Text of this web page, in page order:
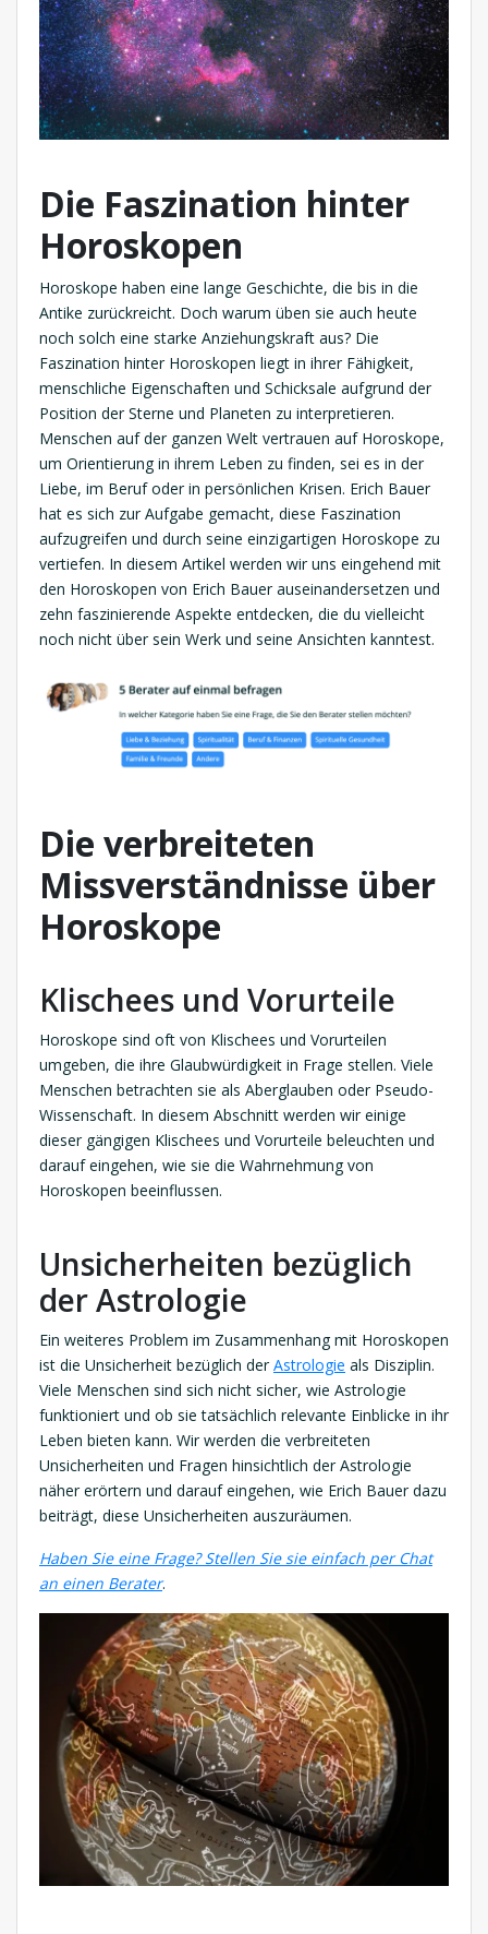
Die Faszination hinter
Horoskopen
Horoskope haben eine lange Geschichte, die bis in die
Antike zurückreicht. Doch warum üben sie auch heute
noch solch eine starke Anziehungskraft aus? Die
Faszination hinter Horoskopen liegt in ihrer Fähigkeit,
menschliche Eigenschaften und Schicksale aufgrund der
Position der Sterne und Planeten zu interpretieren.
Menschen auf der ganzen Welt vertrauen auf Horoskope,
um Orientierung in ihrem Leben zu finden, sei es in der
Liebe, im Beruf oder in persönlichen Krisen. Erich Bauer
hat es sich zur Aufgabe gemacht, diese Faszination
aufzugreifen und durch seine einzigartigen Horoskope zu
vertiefen. In diesem Artikel werden wir uns eingehend mit
den Horoskopen von Erich Bauer auseinandersetzen und
zehn faszinierende Aspekte entdecken, die du vielleicht
noch nicht über sein Werk und seine Ansichten kanntest.
Die verbreiteten
Missverständnisse über
Horoskope
Klischees und Vorurteile
Horoskope sind oft von Klischees und Vorurteilen
umgeben, die ihre Glaubwürdigkeit in Frage stellen. Viele
Menschen betrachten sie als Aberglauben oder Pseudo-
Wissenschaft. In diesem Abschnitt werden wir einige
dieser gängigen Klischees und Vorurteile beleuchten und
darauf eingehen, wie sie die Wahrnehmung von
Horoskopen beeinflussen.
Unsicherheiten bezüglich
der Astrologie
Ein weiteres Problem im Zusammenhang mit Horoskopen
ist die Unsicherheit bezüglich derAstrologie als Disziplin.
Viele Menschen sind sich nicht sicher, wie Astrologie
funktioniert und ob sie tatsächlich relevante Einblicke in ihr
Leben bieten kann. Wir werden die verbreiteten
Unsicherheiten und Fragen hinsichtlich der Astrologie
näher erörtern und darauf eingehen, wie Erich Bauer dazu
beiträgt, diese Unsicherheiten auszuräumen.
Haben Sie eine Frage? Stellen Sie sie einfach per Chat
an einen Berater.